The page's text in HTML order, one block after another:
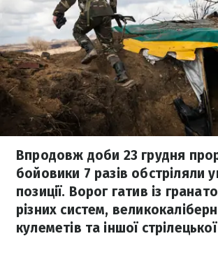
Впродовж доби 23 грудня
бойовики 7 разів обстріляли
позиції. Ворог гатив із
різних систем,
кулеметів та іншої